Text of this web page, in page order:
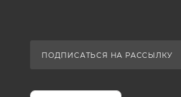
ПОДПИСАТЬСЯ НА РАССЫЛКУ